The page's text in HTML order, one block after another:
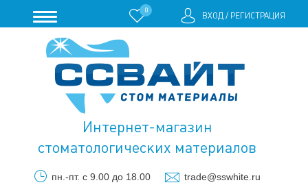
0
ВХОД/ РЕГИСТРАЦИЯ
Интернет-магазин
стоматологических материалов
пн.-пт. с 9.00 до 18.00 trade@sswhite.ru